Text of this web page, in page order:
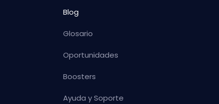
Blog
Glosario
Oportunidades
Boosters
Ayuda y Soporte